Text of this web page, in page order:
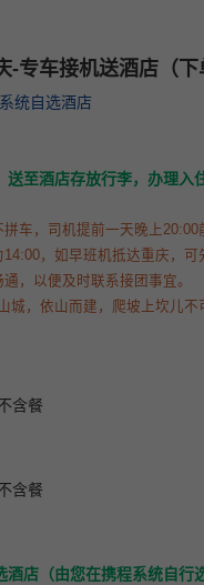
-专车接机送酒店（下
统自选酒店
至酒店存放行李，办理入住
车，司机提前一天晚上
，如早班机抵达重庆，
，以便及时联系接团事宜。
城，依山而建，爬坡上坎儿不
含餐
含餐
店（由您在携程系统自行